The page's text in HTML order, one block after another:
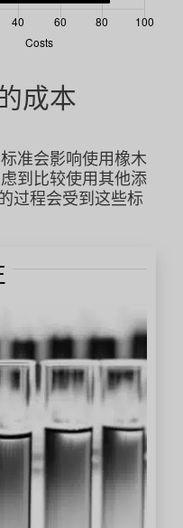
成本
准会影响使用橡木
到比较使用其他添
过程会受到这些标